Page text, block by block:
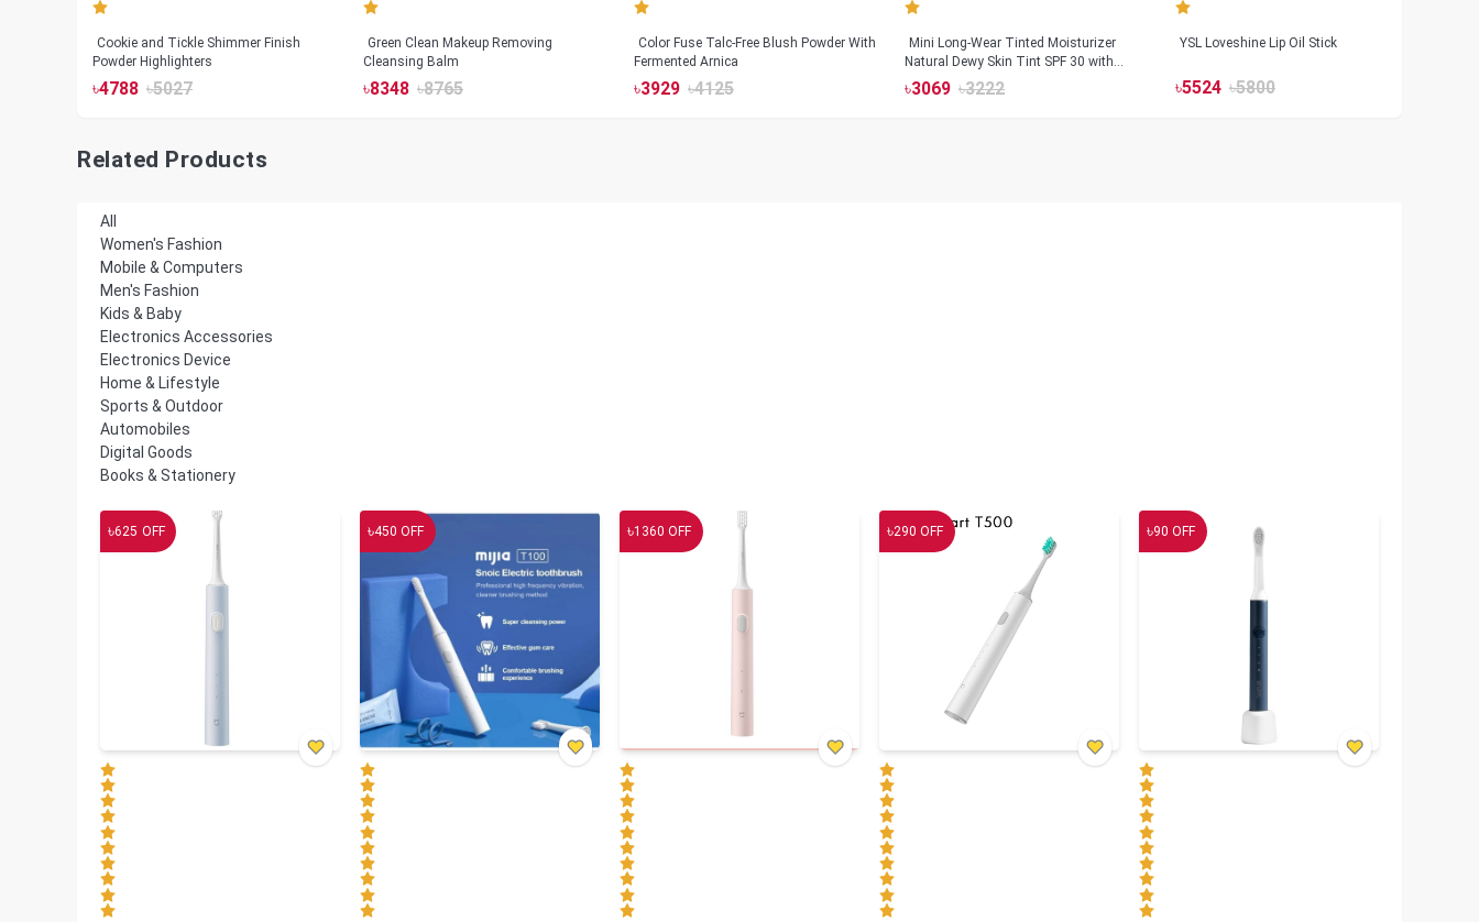
Cookie and Tickle Shimmer Finish
Powder Highlighters
৳4788 ৳5027
Green Clean Makeup Removing
Cleansing Balm
৳8348 ৳8765
Color Fuse Talc-Free Blush Powder With
Fermented Arnica
৳3929 ৳4125
Mini Long-Wear Tinted Moisturizer
Natural Dewy Skin Tint SPF 30 with
Hyaluronic Acid
৳3069 ৳3222
YSL Loveshine Lip Oil Stick
৳5524 ৳5800
Related Products
All
Women's Fashion
Mobile & Computers
Men's Fashion
Kids & Baby
Electronics Accessories
Electronics Device
Home & Lifestyle
Sports & Outdoor
Automobiles
Digital Goods
Books & Stationery
৳625 OFF ৳450 OFF ৳1360 OFF ৳290 OFF ৳90 OFF